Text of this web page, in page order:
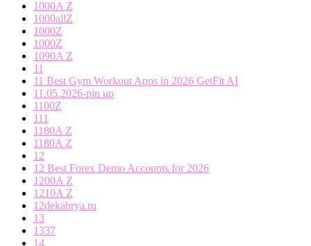
1000A Z
1000allZ
1000Z
1000Z
1090A Z
11
11 Best Gym Workout Apps in 2026 GetFit AI
11.05.2026-pin up
1100Z
111
1180A Z
1180A Z
12
12 Best Forex Demo Accounts for 2026
1200A Z
1210A Z
12dekabrya.ru
13
1337
14